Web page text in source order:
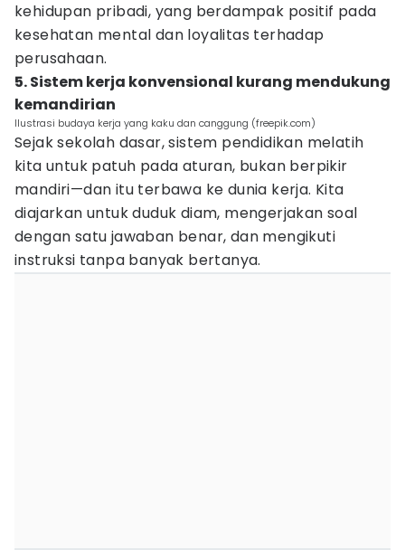
kehidupan pribadi, yang berdampak positif pada
kesehatan mental dan loyalitas terhadap
perusahaan.
5. Sistem kerja konvensional kurang mendukung
kemandirian
Ilustrasi budaya kerja yang kaku dan canggung (freepik.com)
Sejak sekolah dasar, sistem pendidikan melatih
kita untuk patuh pada aturan, bukan berpikir
mandiri—dan itu terbawa ke dunia kerja. Kita
diajarkan untuk duduk diam, mengerjakan soal
dengan satu jawaban benar, dan mengikuti
instruksi tanpa banyak bertanya.